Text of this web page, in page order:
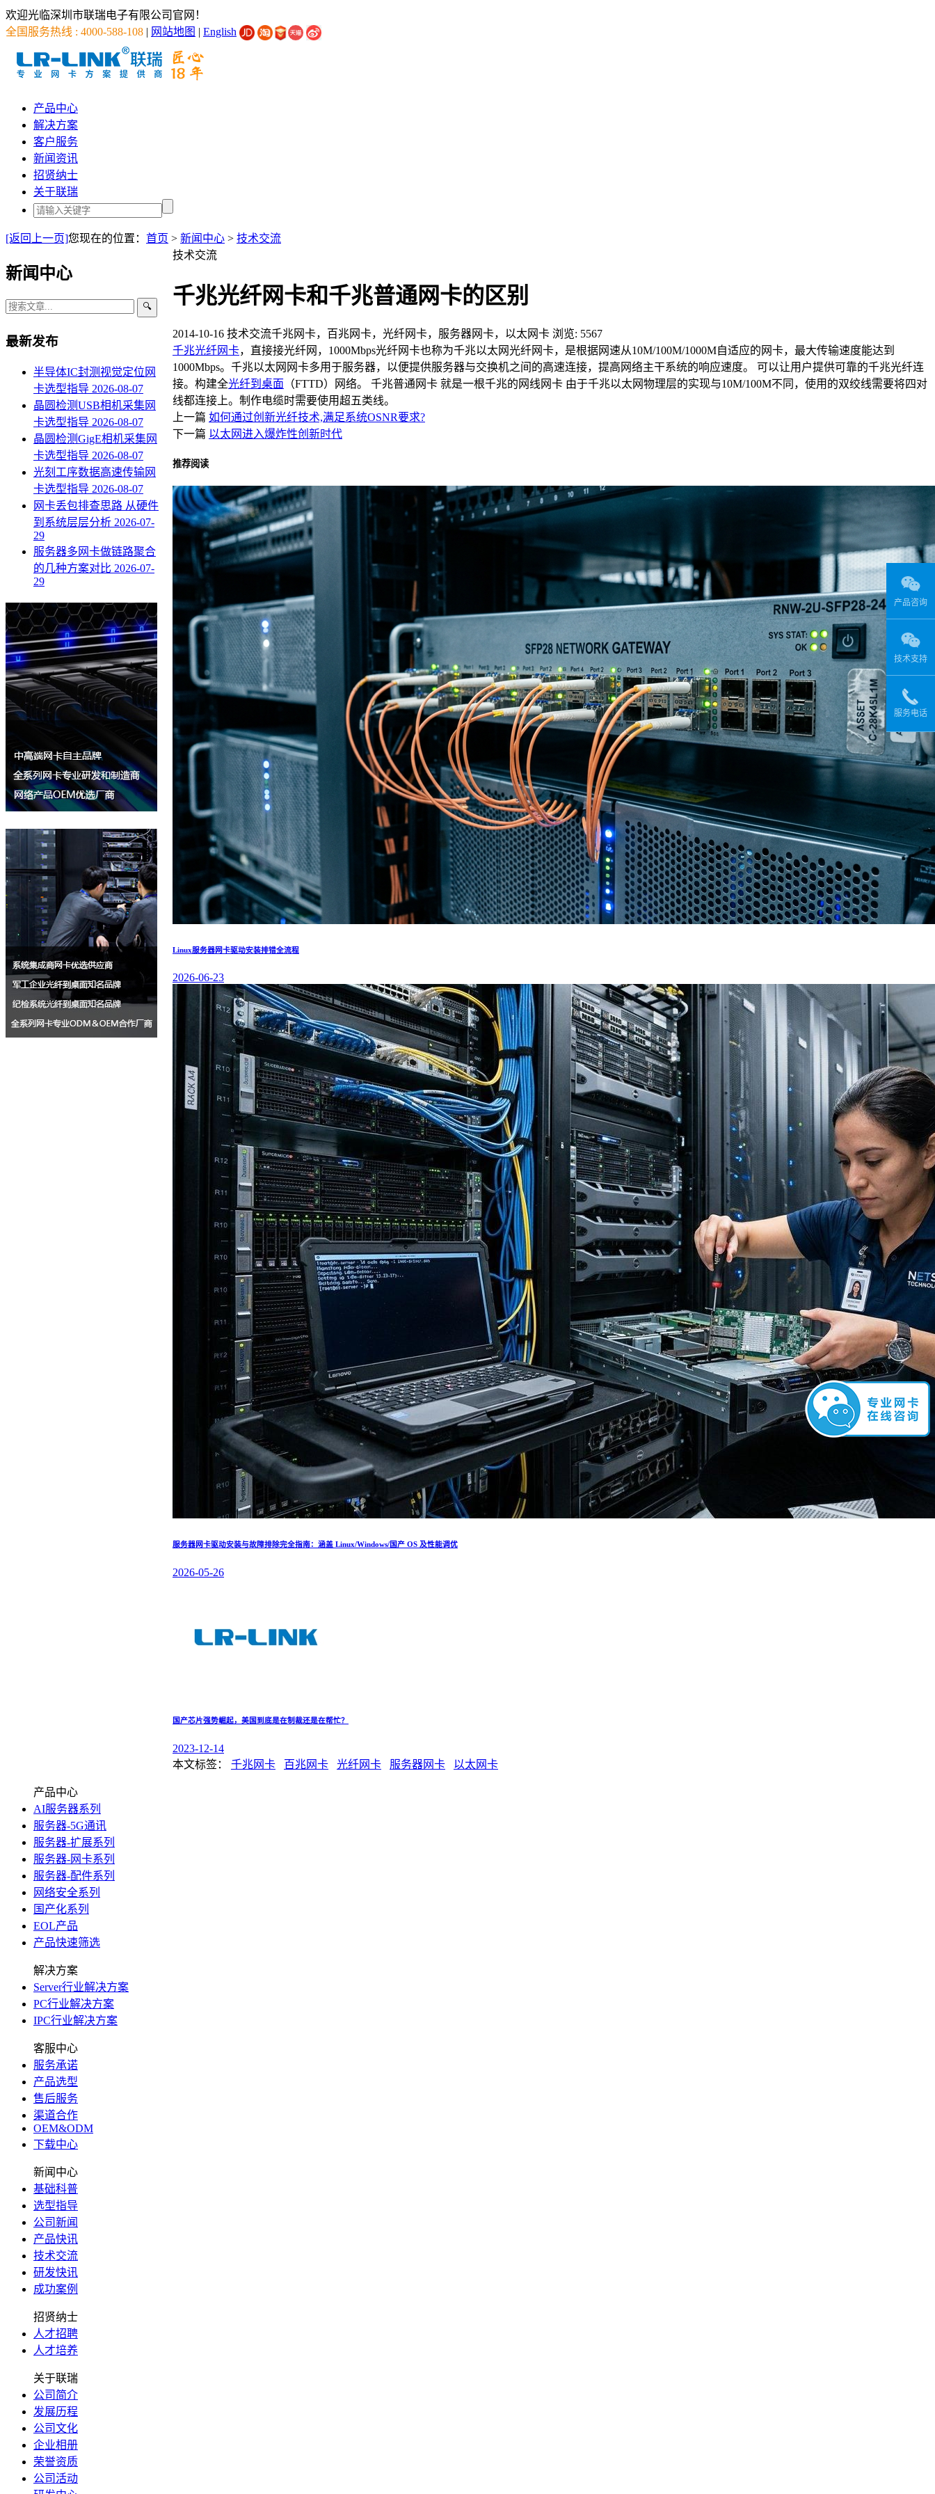
欢迎光临深圳市联瑞电子有限公司官网！
全国服务热线 : 4000-588-108 | 网站地图 | English
产品中心
解决方案
客户服务
新闻资讯
招贤纳士
关于联瑞
[返回上一页]您现在的位置： 首页 > 新闻中心 > 技术交流
新闻中心
🔍
最新发布
半导体IC封测视觉定位网
卡选型指导 2026-08-07
晶圆检测USB相机采集网
卡选型指导 2026-08-07
晶圆检测GigE相机采集网
卡选型指导 2026-08-07
光刻工序数据高速传输网
卡选型指导 2026-08-07
网卡丢包排查思路 从硬件
到系统层层分析 2026-07-
29
服务器多网卡做链路聚合
的几种方案对比 2026-07-
29
技术交流
千兆光纤网卡和千兆普通网卡的区别
2014-10-16 技术交流千兆网卡，百兆网卡，光纤网卡，服务器网卡，以太网卡 浏览: 5567
千兆光纤网卡，直接接光纤网，1000Mbps光纤网卡也称为千兆以太网光纤网卡，是根据网速从10M/100M/1000M自适应的网卡，最大传输速度能达到
1000Mbps。千兆以太网网卡多用于服务器，以便提供服务器与交换机之间的高速连接，提高网络主干系统的响应速度。 可以让用户提供可靠的千兆光纤连
接。构建全光纤到桌面 （FTTD）网络。 千兆普通网卡 就是一根千兆的网线网卡 由于千兆以太网物理层的实现与10M/100M不同，使用的双绞线需要将四对
线都连接上。制作电缆时需要使用超五类线。
上一篇 如何通过创新光纤技术,满足系统OSNR要求?
下一篇 以太网进入爆炸性创新时代
推荐阅读
Linux服务器网卡驱动安装排错全流程
2026-06-23
服务器网卡驱动安装与故障排除完全指南：涵盖 Linux/Windows/国产 OS 及性能调优
2026-05-26
国产芯片强势崛起，美国到底是在制裁还是在帮忙？
2023-12-14
本文标签：
千兆网卡 百兆网卡 光纤网卡 服务器网卡 以太网卡
产品中心
AI服务器系列
服务器-5G通讯
服务器-扩展系列
服务器-网卡系列
服务器-配件系列
网络安全系列
国产化系列
EOL产品
产品快速筛选
解决方案
Server行业解决方案
PC行业解决方案
IPC行业解决方案
客服中心
服务承诺
产品选型
售后服务
渠道合作
OEM&ODM
下载中心
新闻中心
基础科普
选型指导
公司新闻
产品快讯
技术交流
研发快讯
成功案例
招贤纳士
人才招聘
人才培养
关于联瑞
公司简介
发展历程
公司文化
企业相册
荣誉资质
公司活动
产品咨询
技术支持
服务电话